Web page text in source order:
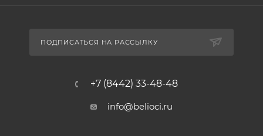
ПОДПИСАТЬСЯ НА РАССЫЛКУ
+7 (8442) 33-48-48
info@belioci.ru